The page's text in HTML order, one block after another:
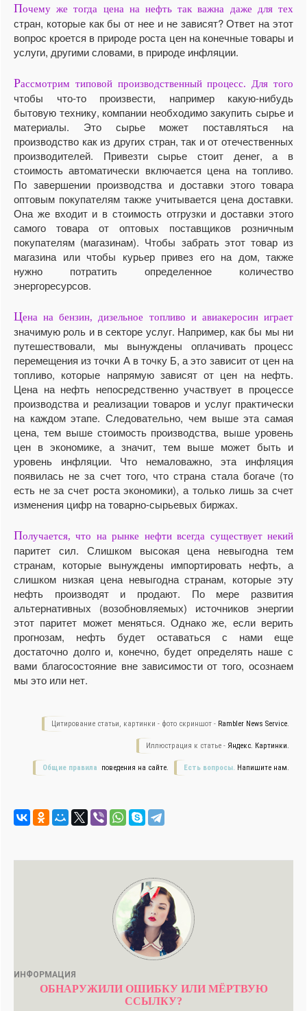
Почему же тогда цена на нефть так важна даже для тех
стран, которые как бы от нее и не зависят? Ответ на этот
вопрос кроется в природе роста цен на конечные товары и
услуги, другими словами, в природе инфляции.
Рассмотрим типовой производственный процесс. Для того
чтобы что-то произвести, например какую-нибудь
бытовую технику, компании необходимо закупить сырье и
материалы. Это сырье может поставляться на
производство как из других стран, так и от отечественных
производителей. Привезти сырье стоит денег, а в
стоимость автоматически включается цена на топливо.
По завершении производства и доставки этого товара
оптовым покупателям также учитывается цена доставки.
Она же входит и в стоимость отгрузки и доставки этого
самого товара от оптовых поставщиков розничным
покупателям (магазинам). Чтобы забрать этот товар из
магазина или чтобы курьер привез его на дом, также
нужно потратить определенное количество
энергоресурсов.
Цена на бензин, дизельное топливо и авиакеросин играет
значимую роль и в секторе услуг. Например, как бы мы ни
путешествовали, мы вынуждены оплачивать процесс
перемещения из точки А в точку Б, а это зависит от цен на
топливо, которые напрямую зависят от цен на нефть.
Цена на нефть непосредственно участвует в процессе
производства и реализации товаров и услуг практически
на каждом этапе. Следовательно, чем выше эта самая
цена, тем выше стоимость производства, выше уровень
цен в экономике, а значит, тем выше может быть и
уровень инфляции. Что немаловажно, эта инфляция
появилась не за счет того, что страна стала богаче (то
есть не за счет роста экономики), а только лишь за счет
изменения цифр на товарно-сырьевых биржах.
Получается, что на рынке нефти всегда существует некий
паритет сил. Слишком высокая цена невыгодна тем
странам, которые вынуждены импортировать нефть, а
слишком низкая цена невыгодна странам, которые эту
нефть производят и продают. По мере развития
альтернативных (возобновляемых) источников энергии
этот паритет может меняться. Однако же, если верить
прогнозам, нефть будет оставаться с нами еще
достаточно долго и, конечно, будет определять наше с
вами благосостояние вне зависимости от того, осознаем
мы это или нет.
Цитирование статьи, картинки - фото скриншот - Rambler News Service.
Иллюстрация к статье - Яндекс. Картинки.
Есть вопросы. Напишите нам.
Общие правила поведения на сайте.
ИНФОРМАЦИЯ
ОБНАРУЖИЛИ ОШИБКУ ИЛИ МЁРТВУЮ
ССЫЛКУ?